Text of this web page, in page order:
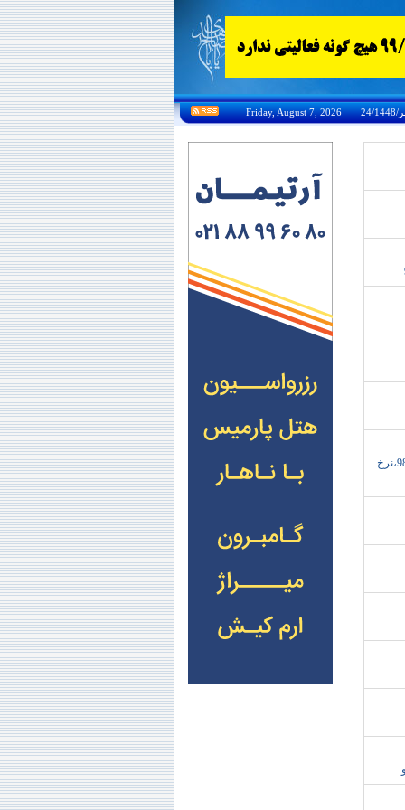
تورهاي بهاري کوش آداسي،تورهاي ارزان کوش آداسي،رزرو تورهاي کوش آداسي،تور کوش آداسي بهار98،نرخ